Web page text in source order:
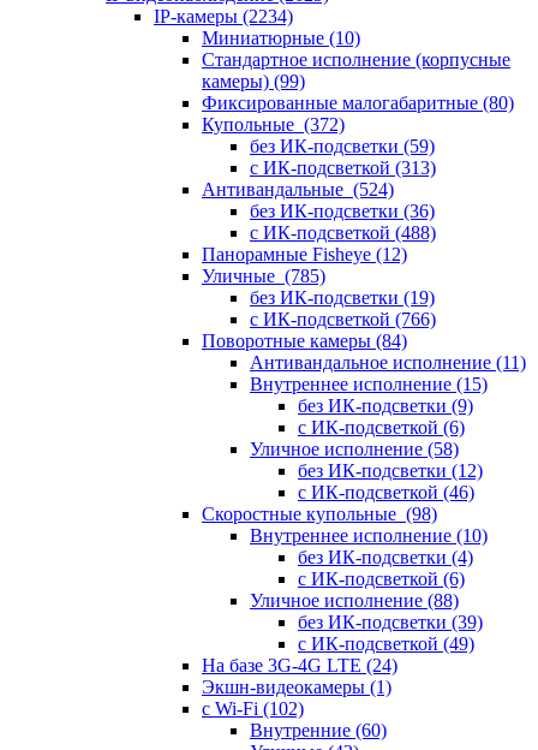
IP-камеры (2234)
Миниатюрные (10)
Стандартное исполнение (корпусные
камеры) (99)
Фиксированные малогабаритные (80)
Купольные (372)
без ИК-подсветки (59)
с ИК-подсветкой (313)
Антивандальные (524)
без ИК-подсветки (36)
с ИК-подсветкой (488)
Панорамные Fisheye (12)
Уличные (785)
без ИК-подсветки (19)
с ИК-подсветкой (766)
Поворотные камеры (84)
Антивандальное исполнение (11)
Внутреннее исполнение (15)
без ИК-подсветки (9)
с ИК-подсветкой (6)
Уличное исполнение (58)
без ИК-подсветки (12)
с ИК-подсветкой (46)
Скоростные купольные (98)
Внутреннее исполнение (10)
без ИК-подсветки (4)
с ИК-подсветкой (6)
Уличное исполнение (88)
без ИК-подсветки (39)
с ИК-подсветкой (49)
На базе 3G-4G LTE (24)
Экшн-видеокамеры (1)
с Wi-Fi (102)
Внутренние (60)